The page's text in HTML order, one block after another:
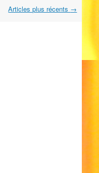
Articles plus récents →